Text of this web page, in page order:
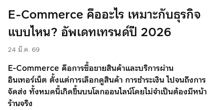
พร้อมเพย์ คิวอาร์
P2P Transfer
โมบายแบงก์กิ้ง
อัตโนมัติ (ODD)
อี-วอลเลต
พร้อมเพย์ คิวอาร์
P2P Transfer
พร้อมเพย์ คิวอาร์
ช้อปก่อน จ่าย
Meta Ads
เกี่ยวกับเรา
ไทย
E-Commerce คืออะไร เหมาะกับธุรกิจ
แบบไหน? อัพเดทเทรนด์ปี 2026
24 มี.ค. 69
E-Commerce คือการซื้อขายสินค้าและบริการผ่าน
อินเทอร์เน็ต ตั้งแต่การเลือกดูสินค้า การชำระเงิน ไปจนถึงการ
จัดส่ง ทั้งหมดนี้เกิดขึ้นบนโลกออนไลน์โดยไม่จำเป็นต้องมีหน้า
ร้านจริง